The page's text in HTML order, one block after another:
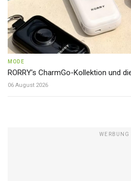
MODE
RORRY’s CharmGo-Kollektion und
06 August 2026
WERBUNG